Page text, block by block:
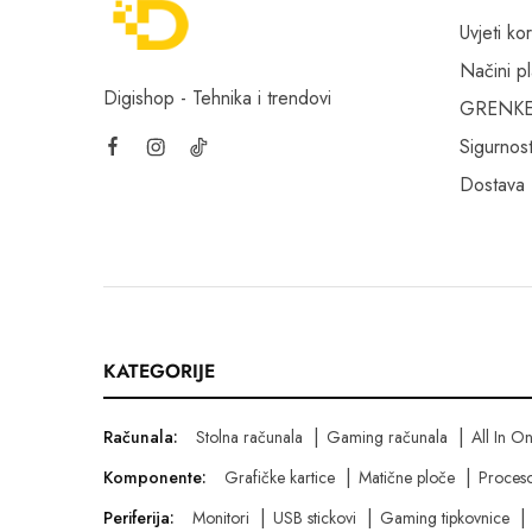
Digishop - Tehnika i trendovi
Uvjeti
Načini
Dostava
KATEGORIJE
Računala: Stolna računala Gaming računala
All In
Komponente:
Grafičke kartice Matične ploče
Periferija:
Monitori USB stickovi Gaming tipkovnice